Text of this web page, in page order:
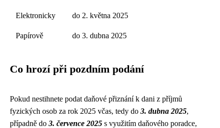
Elektronicky do 2. května 2025
Papírově do 3. dubna 2025
Co hrozí při pozdním podání
Pokud nestihnete podat daňové přiznání k dani z příjmů
fyzických osob za rok 2025 včas, tedy do 3. dubna 2025,
případně do 3. července 2025 s využitím daňového poradce,